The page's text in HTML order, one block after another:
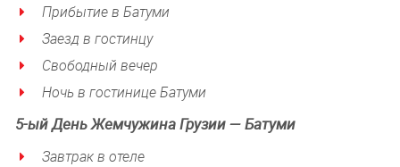
Прибытиев Батуми
Заезд в гостинцу
Свободный вечер
Ночь в гостинице Батуми
5-ыйДеньЖемчужина Грузии — Батуми
Завтрак в отеле